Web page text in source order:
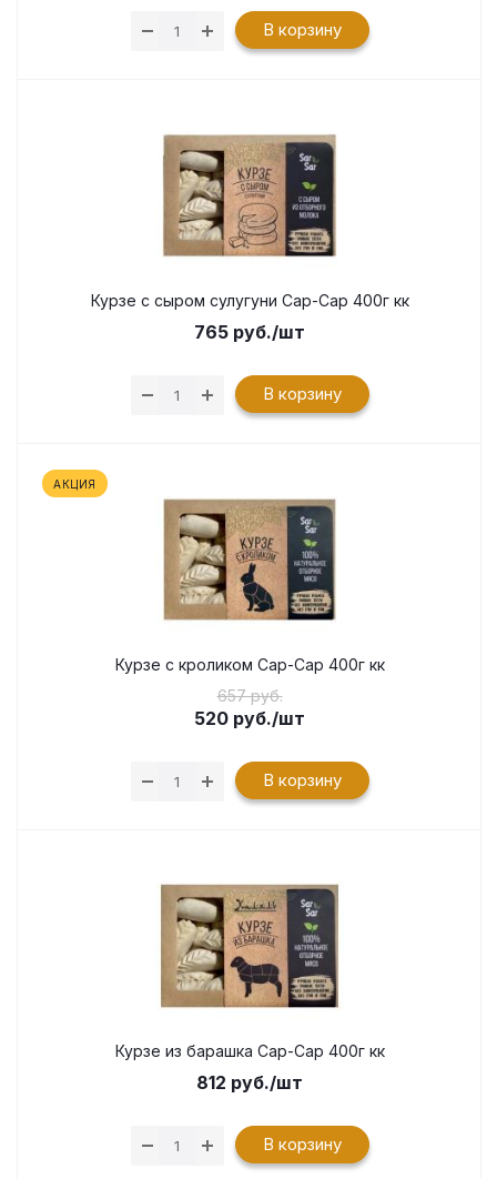
В корзину
Курзе с сыром сулугуни Сар-Сар 400г кк
765 руб./шт
В корзину
АКЦИЯ
Курзе с кроликом Сар-Сар 400г кк
657 руб.
520 руб./шт
В корзину
Курзе из барашка Сар-Сар 400г кк
812 руб./шт
В корзину